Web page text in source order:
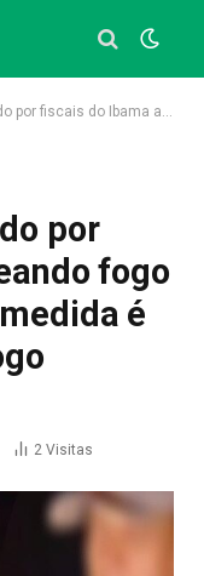
pasto e diz que medida é preventiva: ‘É um fogo controlado’
por
fogo
é
2 Visitas